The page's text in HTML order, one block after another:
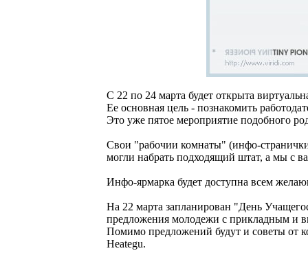
С 22 по 24 марта будет открыта
Ее основная цель - познакомить
Это уже пятое мероприятие подобного
Свои "рабочии комнаты" (инфо-
могли набрать подходящий штат, а мы с
Инфо-ярмарка будет доступна всем
На 22 марта запланирован "День
предложения молодежи с прикладным и
Помимо предложений будут и советы от
Heategu.